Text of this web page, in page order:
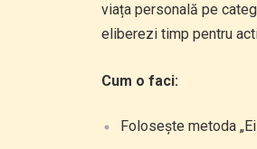
viața personală pe
eliberezi timp pentru
Cum o faci:
Folosește metoda